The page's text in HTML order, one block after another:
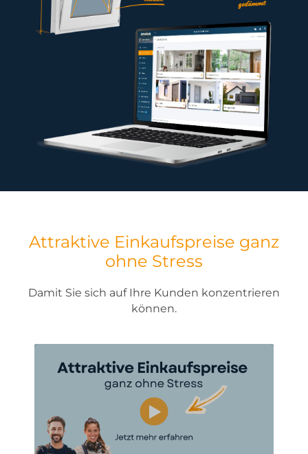
Attraktive Einkaufspreise ganz
ohne Stress
Damit Sie sich auf Ihre Kunden konzentrieren
können.